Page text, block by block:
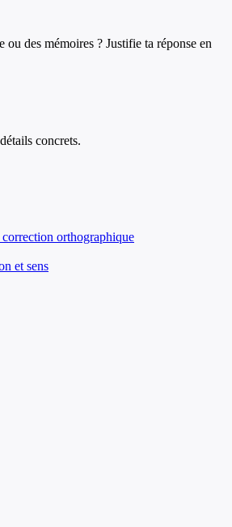
des mémoires ? Justifie ta réponse en
concrets.
orthographique
et sens